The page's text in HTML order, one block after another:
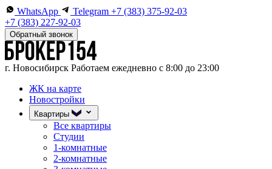
WhatsApp Telegram +7 (383) 375-92-03
+7 (383) 227-92-03
Обратный звонок
г. Новосибирск Работаем ежедневно с 8:00 до 23:00
ЖК на карте
Новостройки
Квартиры
Все квартиры
Студии
1-комнатные
2-комнатные